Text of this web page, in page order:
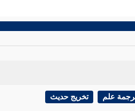
علم تخريج حديث